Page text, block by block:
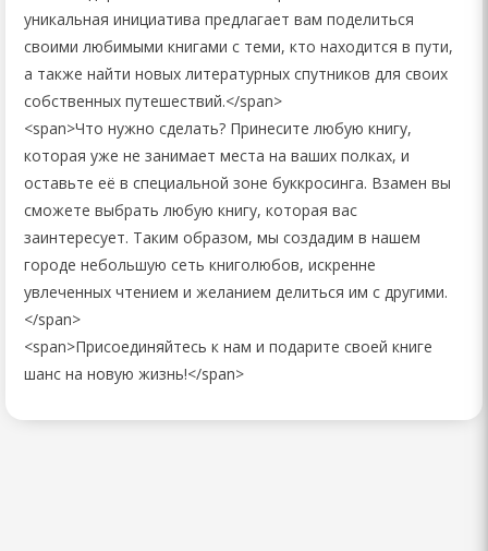
уникальная инициатива предлагает вам поделиться
своими любимыми книгами с теми, кто находится в пути,
а также найти новых литературных спутников для своих
собственных путешествий.</span>
<span>Что нужно сделать? Принесите любую книгу,
которая уже не занимает места на ваших полках, и
оставьте её в специальной зоне буккросинга. Взамен вы
сможете выбрать любую книгу, которая вас
заинтересует. Таким образом, мы создадим в нашем
городе небольшую сеть книголюбов, искренне
увлеченных чтением и желанием делиться им с другими.
</span>
<span>Присоединяйтесь к нам и подарите своей книге
шанс на новую жизнь!</span>